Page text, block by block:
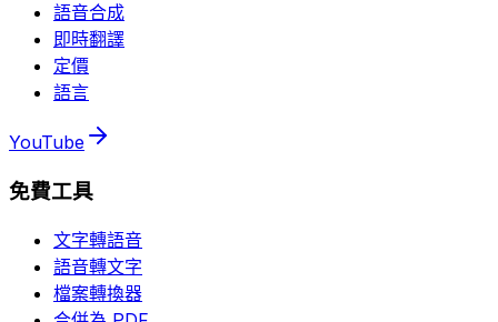
語音合成
即時翻譯
定價
語言
YouTube
免費工具
文字轉語音
語音轉文字
檔案轉換器